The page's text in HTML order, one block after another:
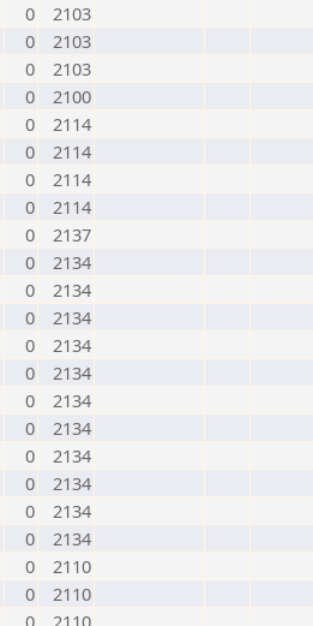
0
2103
0
2103
0
2103
0
2100
0
2114
0
2114
0
2114
0
2114
0
2137
0
2134
0
2134
0
2134
0
2134
0
2134
0
2134
0
2134
0
2134
0
2134
0
2134
0
2134
0
2110
0
2110
0
2110